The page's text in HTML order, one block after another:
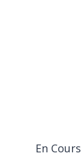
En Cours